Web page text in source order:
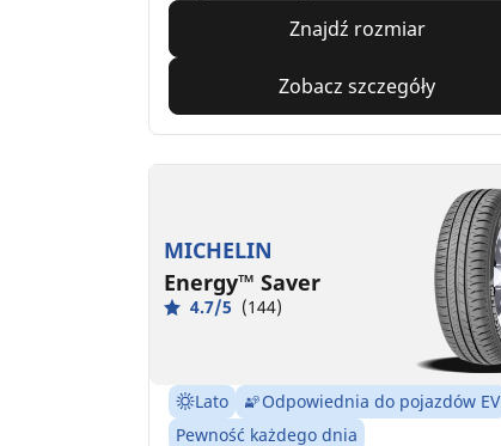
Znajdź rozmiar
Zobacz szczegóły
MICHELIN
Energy™ Saver
4.7/5 (144)
Lato
Odpowiednia do pojazdów EV
Pewność każdego dnia